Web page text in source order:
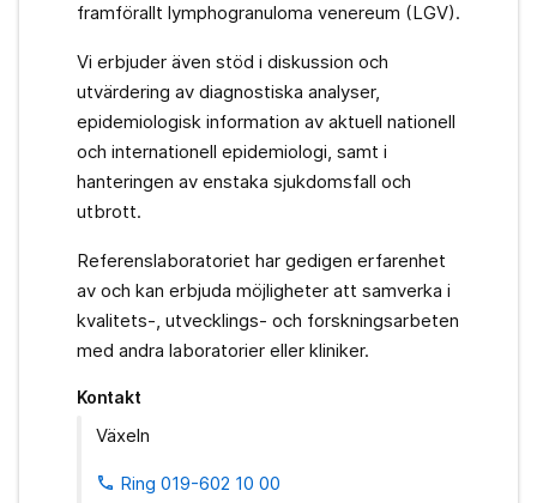
framförallt lymphogranuloma venereum (LGV).
Vi erbjuder även stöd i diskussion och
utvärdering av diagnostiska analyser,
epidemiologisk information av aktuell nationell
och internationell epidemiologi, samt i
hanteringen av enstaka sjukdomsfall och
utbrott.
Referenslaboratoriet har gedigen erfarenhet
av och kan erbjuda möjligheter att samverka i
kvalitets-, utvecklings- och forskningsarbeten
med andra laboratorier eller kliniker.
Kontakt
Växeln
phone Ring 019-602 10 00